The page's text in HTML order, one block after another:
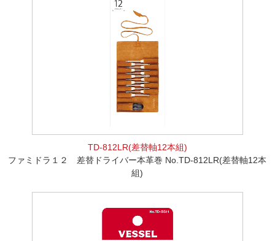
TD-812LR(差替軸12本組)
ファミドラ１２ 差替ドライバー本革巻 No.TD-812LR(差替軸12本
組)